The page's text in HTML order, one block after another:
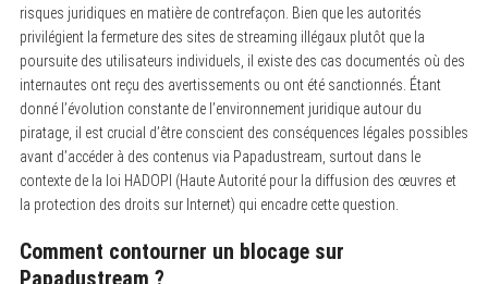
risques juridiques en matière de contrefaçon. Bien que les autorités
privilégient la fermeture des sites de streaming illégaux plutôt que la
poursuite des utilisateurs individuels, il existe des cas documentés où des
internautes ont reçu des avertissements ou ont été sanctionnés. Étant
donné l’évolution constante de l’environnement juridique autour du
piratage, il est crucial d’être conscient des conséquences légales possibles
avant d’accéder à des contenus via Papadustream, surtout dans le
contexte de la loi HADOPI (Haute Autorité pour la diffusion des œuvres et
la protection des droits sur Internet) qui encadre cette question.
Comment contourner un blocage sur
Papadustream ?